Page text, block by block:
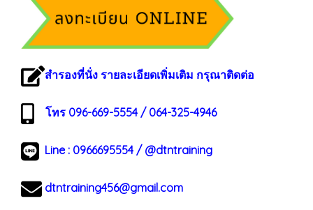
สำรองที่นั่ง รายละเอียดเพิ่มเติม กรุณาติดต่อ
โทร 096-669-5554 / 064-325-4946
Line : 0966695554/ @dtntraining
dtntraining456@gmail.com